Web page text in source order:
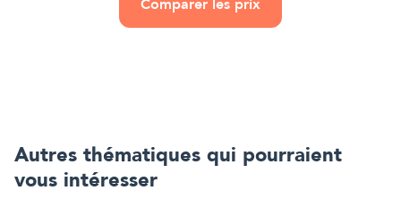
Comparer les prix
Autres thématiques qui pourraient
vous intéresser